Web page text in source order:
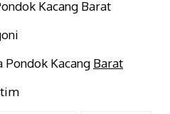
Kacang Barat
Kacang Barat